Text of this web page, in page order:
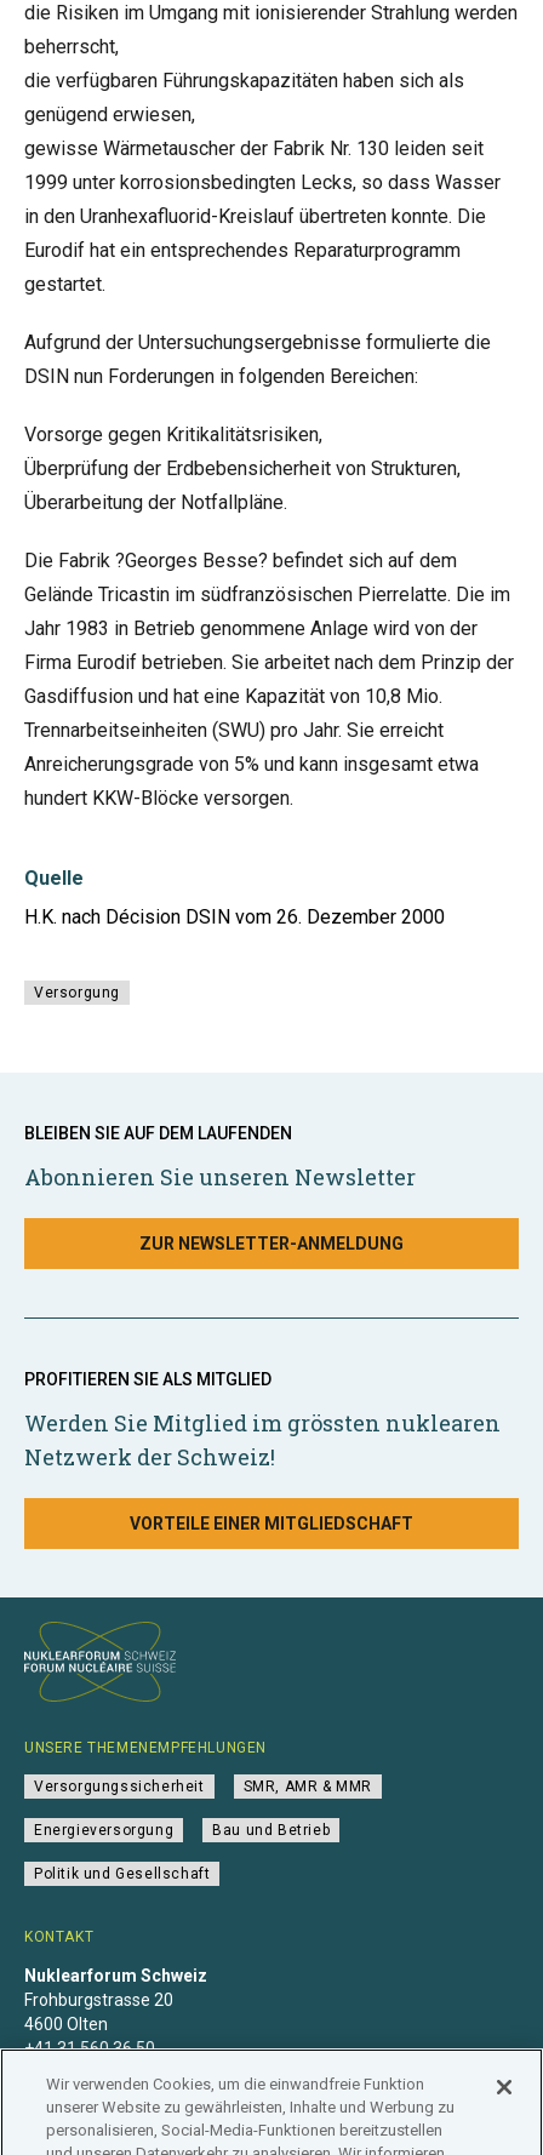
die Risiken im Umgang mit ionisierender Strahlung werden
beherrscht,
die verfügbaren Führungskapazitäten haben sich als
genügend erwiesen,
gewisse Wärmetauscher der Fabrik Nr. 130 leiden seit
1999 unter korrosionsbedingten Lecks, so dass Wasser
in den Uranhexafluorid-Kreislauf übertreten konnte. Die
Eurodif hat ein entsprechendes Reparaturprogramm
gestartet.
Aufgrund der Untersuchungsergebnisse formulierte die
DSIN nun Forderungen in folgenden Bereichen:
Vorsorge gegen Kritikalitätsrisiken,
Überprüfung der Erdbebensicherheit von Strukturen,
Überarbeitung der Notfallpläne.
Die Fabrik ?Georges Besse? befindet sich auf dem
Gelände Tricastin im südfranzösischen Pierrelatte. Die im
Jahr 1983 in Betrieb genommene Anlage wird von der
Firma Eurodif betrieben. Sie arbeitet nach dem Prinzip der
Gasdiffusion und hat eine Kapazität von 10,8 Mio.
Trennarbeitseinheiten (SWU) pro Jahr. Sie erreicht
Anreicherungsgrade von 5% und kann insgesamt etwa
hundert KKW-Blöcke versorgen.
Quelle
H.K. nach Décision DSIN vom 26. Dezember 2000
Versorgung
BLEIBEN SIE AUF DEM LAUFENDEN
Abonnieren Sie unseren Newsletter
ZUR NEWSLETTER-ANMELDUNG
PROFITIEREN SIE ALS MITGLIED
Werden Sie Mitglied im grössten nuklearen
Netzwerk der Schweiz!
VORTEILE EINER MITGLIEDSCHAFT
KONTAKT
Nuklearforum Schweiz
Frohburgstrasse 20
4600 Olten
+41 31 560 36 50
UNSERE THEMENEMPFEHLUNGEN
Versorgungssicherheit SMR, AMR & MMR
Energieversorgung Bau und Betrieb
Politik und Gesellschaft
Wir verwenden Cookies, um die einwandfreie Funktion
unserer Website zu gewährleisten, Inhalte und Werbung zu
personalisieren, Social-Media-Funktionen bereitzustellen